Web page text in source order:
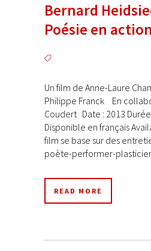
Bernard
Poésie en action
Un film de Anne-Laure
Philippe Franck En
Coudert Date : 2013 Durée
Disponible en français
film se base sur des
poète-performer-
READ MORE